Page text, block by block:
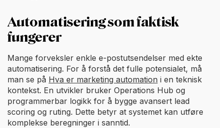
Automatisering som faktisk
fungerer
Mange forveksler enkle e-postutsendelser med ekte
automatisering. For å forstå det fulle potensialet, må
man se på Hva er marketing automation i en teknisk
kontekst. En utvikler bruker Operations Hub og
programmerbar logikk for å bygge avansert lead
scoring og ruting. Dette betyr at systemet kan utføre
komplekse beregninger i sanntid.